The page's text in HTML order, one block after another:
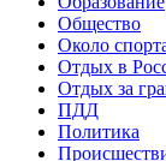
Общество
Около
Отдых в
Отдых за
ПДД
Политика